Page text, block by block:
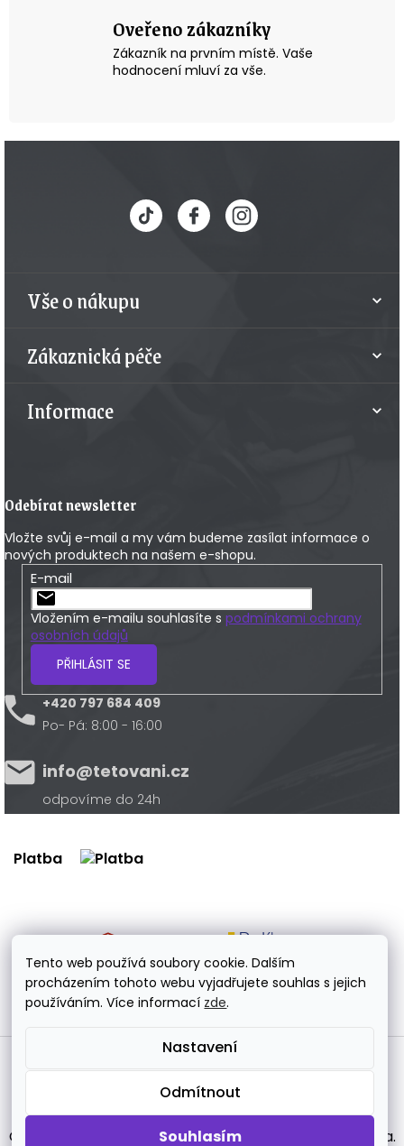
Tento web používá soubory cookie. Dalším
procházením tohoto webu vyjadřujete souhlas s jejich
používáním. Více informací zde.
Nastavení
Odmítnout
Souhlasím
Oveřeno zákazníky
Zákazník na prvním místě. Vaše
hodnocení mluví za vše.
Z
Vše o nákupu
Zákaznická péče
Informace
Odebírat newsletter
Vložte svůj e-mail a my vám budeme zasílat informace o
nových produktech na našem e-shopu.
E-mail
Vložením e-mailu souhlasíte s podmínkami ochrany
osobních údajů
PŘIHLÁSIT SE
+420 797 684 409
Po- Pá: 8:00 - 16:00
info@tetovani.cz
odpovíme do 24h
Platba
Doprava
Copyright 2026 tetovani.cz. Všechna práva vyhrazena.